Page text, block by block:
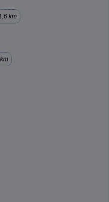
km